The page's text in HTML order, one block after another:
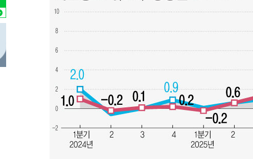
-12272초 전 >
-3767초 전 >[단독]중수청 지원 검사들, 정원 초과 시 낮은 계급 임용…희망지 못
낮 최고 37도 찜통더위…곳곳 소나기·강원 많은 비[내일날씨]
SK하이닉스, 용인·청주 팹에 54조 투자…"AI 메모리 수요 선제 대응"
여자배구 이재영·이다영 자매, 아제르바이잔 투란VC 입단
외국인 심판 성 접대 7경기 들여다보니…한국 축구 '5승 2무'
[속보]코스닥, 2.86포인트(0.36%) 내린 798.81마감
[속보]코스피, 6200선 약보합…0.60% 내린 6258.77에 마쳐
[속보]원·달러 환율, 7.7원 내린 1416.1원 마감